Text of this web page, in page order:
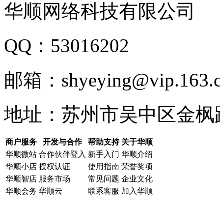
华顺网络科技有限公司
QQ：53016202
邮箱：
地址：苏州市吴中区金
商户服务 开发与合作 帮助支持 关于华顺
华顺微站 合作伙伴登入 新手入门 华顺介绍
华顺小店 授权认证 使用指南 荣誉奖项
华顺智店 服务市场 常见问题 企业文化
华顺会务 华顺云 联系客服 加入华顺